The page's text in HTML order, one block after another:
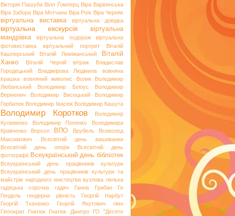
Вікторія Пашуба Вілл Ґомперц Віра Варвянська
Віра Забора Віра Мотчана Віра Роїк Віра Черняк
віртуальна виставка віртуальна довідка
віртуальна екскурсія
віртуальна
мандрівка
віртуальна подорож
віртуальна
фотовиставка
віртуальний портрет
Віталій
Кашперський
Віталій Леміжанський
Віталій
Ханко
Віталій Черній вітраж
Владислав
Городецький
Владімірова Людмила
вовняна
іграшка
вовняний живопис Волик
Володимир
Любанський
Володимир Білоус
Володимир
Верменич
Володимир Висоцький
Володимир
Горбатюк Володимир Івасюк Володимир Кашута
Володимир Коротков
Володимир
Кулаженко
Володимир Попенко
Володимира
Кравченко
Ворхол ВПО Врубель
Всеволод
Максимович
Всесвітній день вишиванки
Всесвітній день опери
Всесвітній день
фотографії Всеукраїнський день бібліотек
Всеукраїнський день працівників культури
Всеукраїнський день працівників культури та
майстрів народного мистецтва вузлова лялька
гадяцька сорочка
гадяч Ганна Грибан
Ге
Гендель
гендерна рівність
Георгій Нарбут
Георгій Ткаченко
Георгій Якутович
гімн
Гіппократ
Гнатюк Гнатюк Дмитро
ГО "Десяте